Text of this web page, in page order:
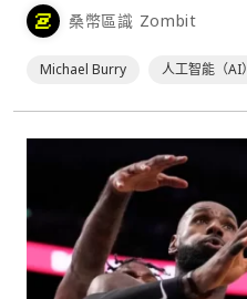
桑幣區識 Zombit
Michael Burry 人工智能（AI）